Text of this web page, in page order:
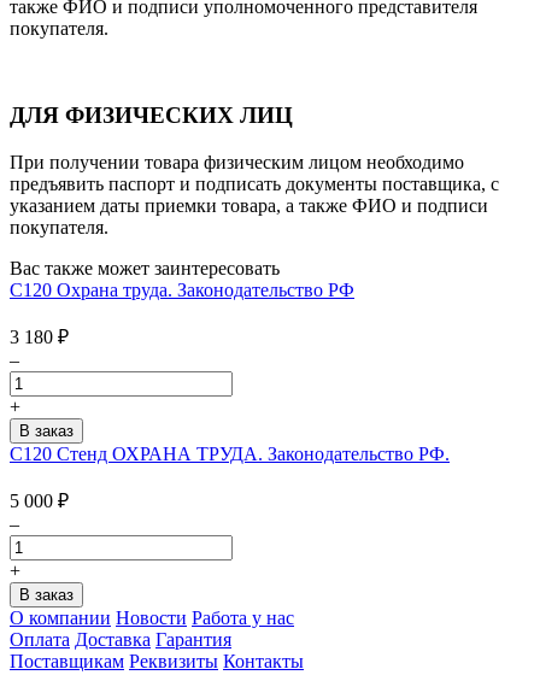
также ФИО и подписи уполномоченного представителя
покупателя.
ДЛЯ ФИЗИЧЕСКИХ ЛИЦ
При получении товара физическим лицом необходимо
предъявить паспорт и подписать документы поставщика, с
указанием даты приемки товара, а также ФИО и подписи
покупателя.
Вас также может заинтересовать
С120 Охрана труда. Законодательство РФ
3 180 ₽
–
+
С120 Стенд ОХРАНА ТРУДА. Законодательство РФ.
5 000 ₽
–
+
О компании Новости Работа у нас
Оплата Доставка Гарантия
Поставщикам Реквизиты Контакты